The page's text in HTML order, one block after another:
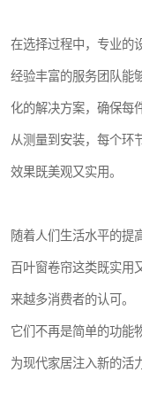
在选择过程中，专业的
经验丰富的服务团队能
化的解决方案，确保每
从测量到安装，每个环
效果既美观又实用。
随着人们生活水平的提
百叶窗卷帘这类既实用
来越多消费者的认可。
它们不再是简单的功能
为现代家居注入新的活